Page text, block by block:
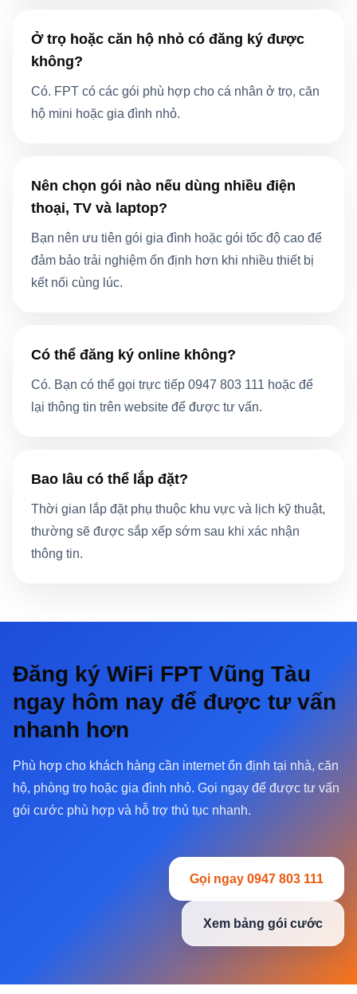
Ở trọ hoặc căn hộ nhỏ có đăng ký được
không?
Có. FPT có các gói phù hợp cho cá nhân ở trọ, căn
hộ mini hoặc gia đình nhỏ.
Nên chọn gói nào nếu dùng nhiều điện
thoại, TV và laptop?
Bạn nên ưu tiên gói gia đình hoặc gói tốc độ cao để
đảm bảo trải nghiệm ổn định hơn khi nhiều thiết bị
kết nối cùng lúc.
Có thể đăng ký online không?
Có. Bạn có thể gọi trực tiếp 0947 803 111 hoặc để
lại thông tin trên website để được tư vấn.
Bao lâu có thể lắp đặt?
Thời gian lắp đặt phụ thuộc khu vực và lịch kỹ thuật,
thường sẽ được sắp xếp sớm sau khi xác nhận
thông tin.
Đăng ký WiFi FPT Vũng Tàu
ngay hôm nay để được tư vấn
nhanh hơn
Phù hợp cho khách hàng cần internet ổn định tại nhà, căn
hộ, phòng trọ hoặc gia đình nhỏ. Gọi ngay để được tư vấn
gói cước phù hợp và hỗ trợ thủ tục nhanh.
Gọi ngay 0947 803 111
Xem bảng gói cước